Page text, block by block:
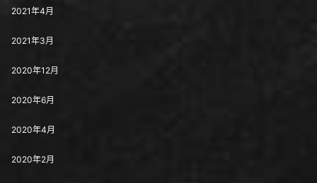
2021年4月
2021年3月
2020年12月
2020年6月
2020年4月
2020年2月